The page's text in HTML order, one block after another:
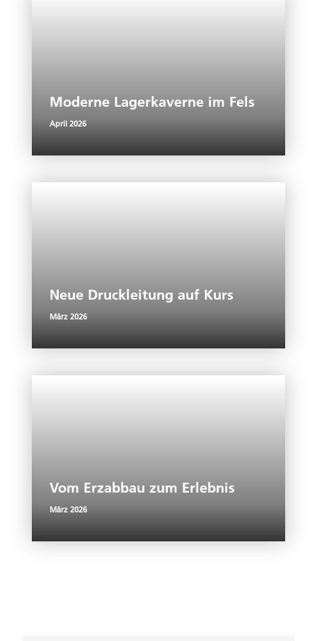
Moderne Lagerkaverne im Fels
April 2026
Neue Druckleitung auf Kurs
März 2026
Vom Erzabbau zum Erlebnis
März 2026